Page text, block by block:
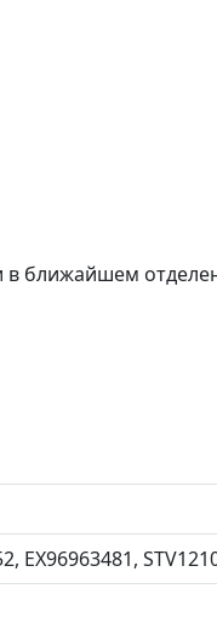
в ближайшем
EX96963481,